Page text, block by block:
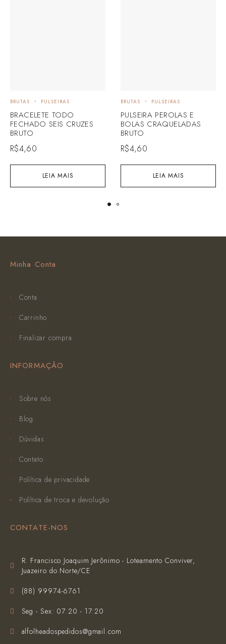
LEIA MAIS
BRUTAS PULSEIRAS
BRACELETE TODO
FECHADO SEIS CRUZES
BRUTO
R$4,60
LEIA MAIS
BRUTAS PULSEIRAS
PULSEIRA PEROLAS E
BOLAS CRAQUELADAS
BRUTO
R$4,60
Minha Conta
Conta
Carrinho
Finalizar compra
INFORMAÇÃO
Sobre nós
Blog
Dúvidas
Contato
Política de privacidade
Política de troca e devolução
CONTATE-NOS
R. Francisco Joaquim Jerônimo - Loteamento Conviver,
Juazeiro do Norte/CE
(‪88) 99974-6761‬
Seg - Sex: 07:20 - 17:20
alfolheadospedidos@gmail.com